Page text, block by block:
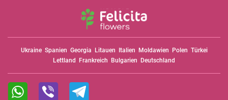
Ukraine Spanien Georgia Litauen Italien Moldawien Polen Türkei
Lettland Frankreich Bulgarien Deutschland